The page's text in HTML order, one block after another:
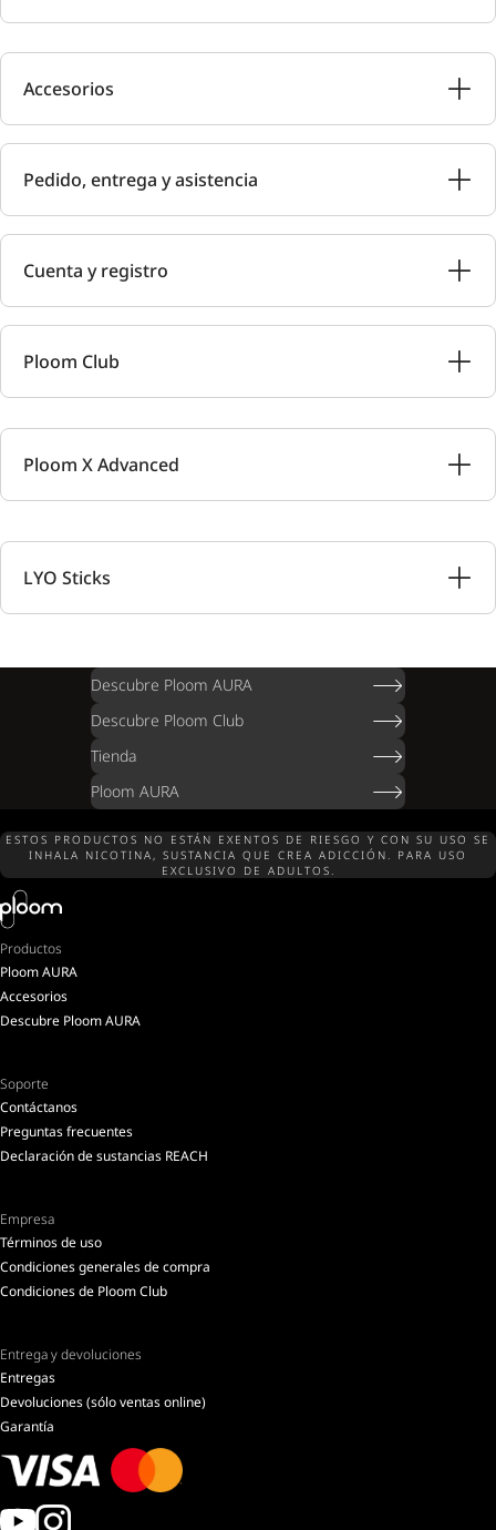
Accesorios
Pedido, entrega y asistencia
Cuenta y registro
Ploom Club
Ploom X Advanced
LYO Sticks
Descubre Ploom AURA
Descubre Ploom Club
Tienda
Ploom AURA
ESTOS PRODUCTOS NO ESTÁN EXENTOS DE RIESGO Y CON SU USO SE
INHALA NICOTINA, SUSTANCIA QUE CREA ADICCIÓN. PARA USO
EXCLUSIVO DE ADULTOS.
Productos
Ploom AURA
Accesorios
Descubre Ploom AURA
Soporte
Contáctanos
Preguntas frecuentes
Declaración de sustancias REACH
Empresa
Términos de uso
Condiciones generales de compra
Condiciones de Ploom Club
Entrega y devoluciones
Entregas
Devoluciones (sólo ventas online)
Garantía